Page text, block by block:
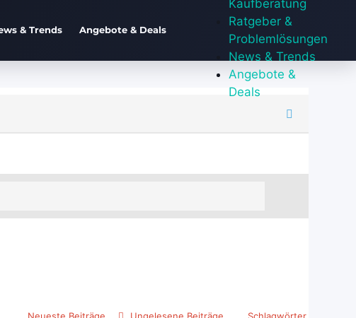
& Trends Angebote & Deals
Kaufberatung
Ratgeber &
Problemlösungen
News & Trends
Angebote &
Deals